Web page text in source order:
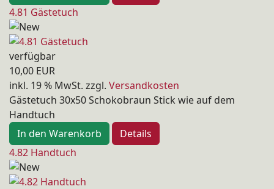
4.81 Gästetuch
verfügbar
10,00 EUR
inkl. 19 % MwSt. zzgl. Versandkosten
Gästetuch 30x50 Schokobraun Stick wie auf dem
Handtuch
In den Warenkorb
Details
4.82 Handtuch